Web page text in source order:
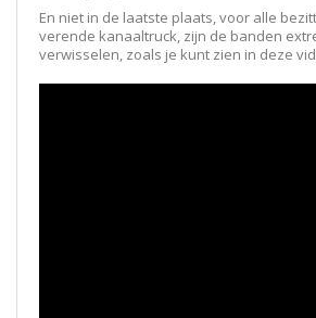
En niet in de laatste plaats, voor alle
verende kanaaltruck, zijn de banden
verwisselen, zoals je kunt zien in deze